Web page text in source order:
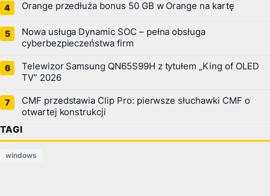
Orange przedłuża bonus 50 GB w Orange na kartę
Nowa usługa Dynamic SOC – pełna obsługa
cyberbezpieczeństwa firm
Telewizor Samsung QN65S99H z tytułem „King of OLED
TV” 2026
CMF przedstawia Clip Pro: pierwsze słuchawki CMF o
otwartej konstrukcji
TAGI
windows